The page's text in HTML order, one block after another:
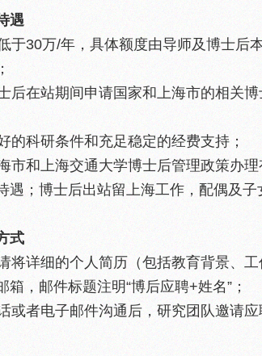
遇
于30万/年，具体额度由导师及博士后
后在站期间申请国家和上海市的相关
的科研条件和充足稳定的经费支持；
市和上海交通大学博士后管理政策办理
遇；博士后出站留上海工作，配偶及子
式
将详细的个人简历（包括教育背景、工
箱，邮件标题注明“博后应聘+姓名”；
或者电子邮件沟通后，研究团队邀请应